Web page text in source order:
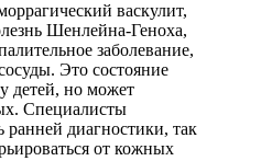
васкулит,
Шенлейна-Геноха,
заболевание,
Это состояние
детей, но может
Специалисты
диагностики, так
от кожных